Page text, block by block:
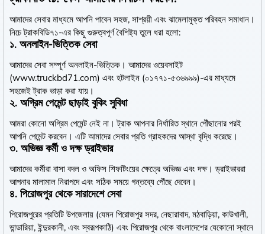
আমাদের সেবার মাধ্যমে আপনি পাবেন সহজ, সাশ্রয়ী এবং ঝামেলামুক্ত পরিবহন সমাধান।
নিচে ট্রাকবিডি৭১-এর কিছু গুরুত্বপূর্ণ বৈশিষ্ট্য তুলে ধরা হলো:
১. অনলাইন-ভিত্তিক সেবা
আমাদের সেবা সম্পূর্ণ অনলাইন-ভিত্তিক। আমাদের ওয়েবসাইট
(www.truckbd71.com) এবং হটলাইন (০১৭৭১-৫৩৬৯৯৯)-এর মাধ্যমে
সহজেই ট্রাক ভাড়া করা যায়।
২. অগ্রিম পেমেন্ট ছাড়াই বুকিং সুবিধা
আমরা কোনো অগ্রিম পেমেন্ট নেই না। ট্রাক আপনার নির্ধারিত স্থানে পৌঁছানোর পরই
আপনি পেমেন্ট করবেন। এটি আমাদের সেবার প্রতি গ্রাহকদের আস্থা বৃদ্ধি করেছে।
৩. অভিজ্ঞ কর্মী ও দক্ষ ড্রাইভার
আমাদের কর্মীরা বাসা বদল ও অফিস শিফটিংয়ের ক্ষেত্রে অভিজ্ঞ এবং দক্ষ। ড্রাইভাররা
আপনার মালামাল নিরাপদে এবং সঠিক সময়ে গন্তব্যে পৌঁছে দেবেন।
৪. পিরোজপুর থেকে সারাদেশে সেবা
পিরোজপুরের প্রতিটি উপজেলায় (যেমন পিরোজপুর সদর, নেছারাবাদ, মঠবাড়িয়া, কাউখালী,
ভান্ডারিয়া, ইন্দুরকানী, এবং স্বরূপকাঠি) এবং পিরোজপুর থেকে বাংলাদেশের যেকোনো স্থানে